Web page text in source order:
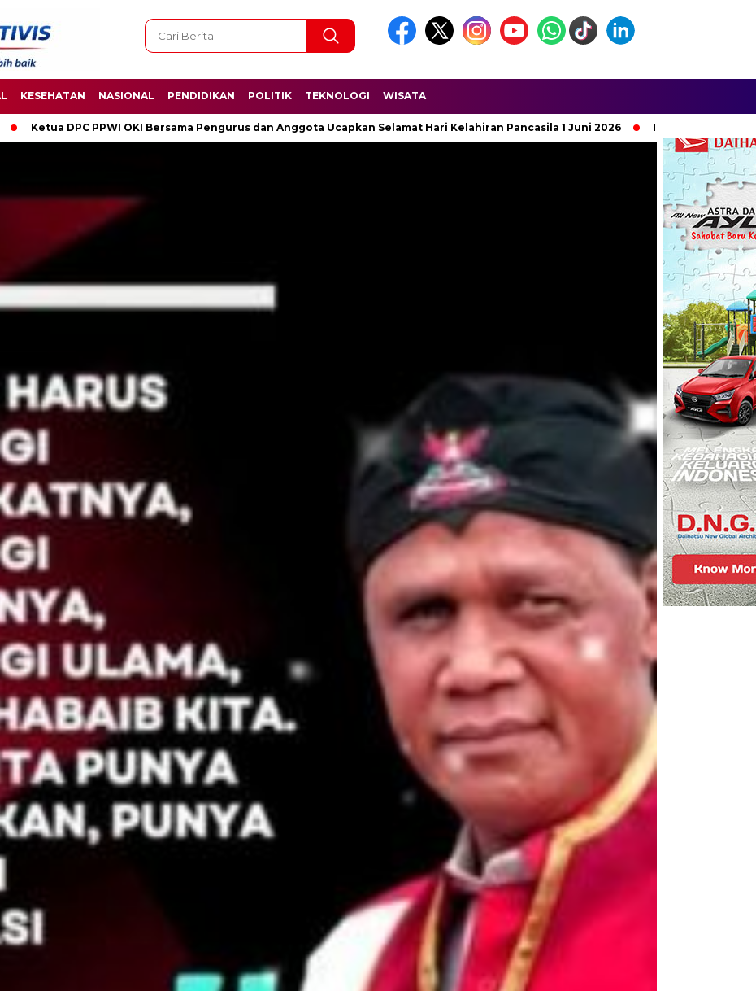
KESEHATAN NASIONAL PENDIDIKAN POLITIK TEKNOLOGI WISATA
Bersama Pengurus dan Anggota Ucapkan Selamat Hari Kelahiran Pancasila 1 Juni 2026 Ketua APDESI DPD Jawa Barat Dilaporkan